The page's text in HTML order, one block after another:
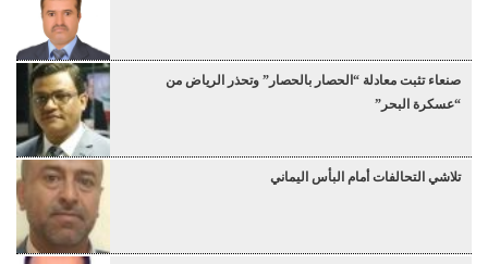
صنعاء تثبت معادلة “الحصار بالحصار” وتحذر الرياض من
“عسكرة البحر”
تلاشي التحالفات أمام البأس اليماني